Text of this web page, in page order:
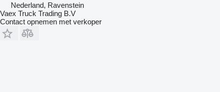
Nederland, Ravenstein
Vaex Truck Trading B.V
Contact opnemen met verkoper